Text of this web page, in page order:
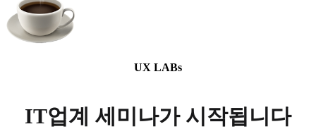
UX LABs
IT업계 세미나가 시작됩니다